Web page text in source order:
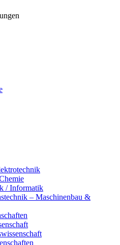
/ Informatik
– Maschinenbau &